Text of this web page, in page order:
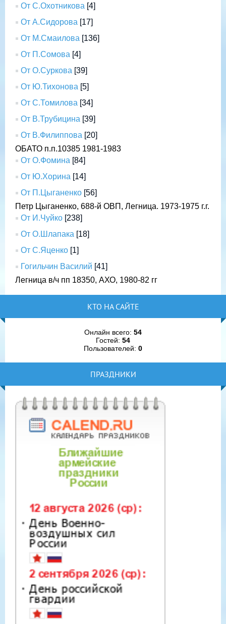
От С.Охотникова [4]
От А.Сидорова [17]
От М.Смаилова [136]
От П.Сомова [4]
От О.Суркова [39]
От Ю.Тихонова [5]
От С.Томилова [34]
От В.Трубицина [39]
От В.Филиппова [20]
ОБАТО п.п.10385 1981-1983
От О.Фомина [84]
От Ю.Хорина [14]
От П.Цыганенко [56]
Петр Цыганенко, 688-й ОВП, Легница. 1973-1975 г.г.
От И.Чуйко [238]
От О.Шлапака [18]
От С.Яценко [1]
Гогильчин Василий [41]
Легница в/ч пп 18350, АХО, 1980-82 гг
КТО НА САЙТЕ
Онлайн всего: 54
Гостей: 54
Пользователей: 0
ПРАЗДНИКИ